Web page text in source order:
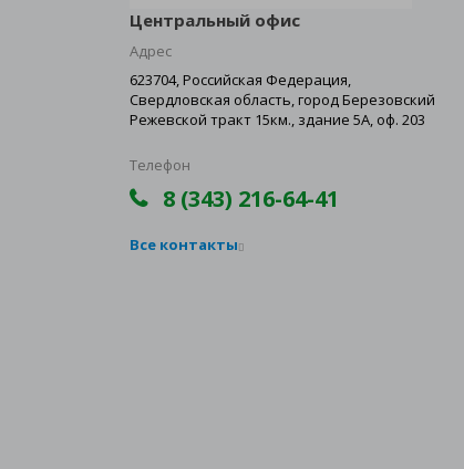
Центральный офис
Адрес
623704, Российская Федерация,
Свердловская область, город Березовский
Режевской тракт 15км., здание 5А, оф. 203
Телефон
8 (343) 216-64-41
Все контакты